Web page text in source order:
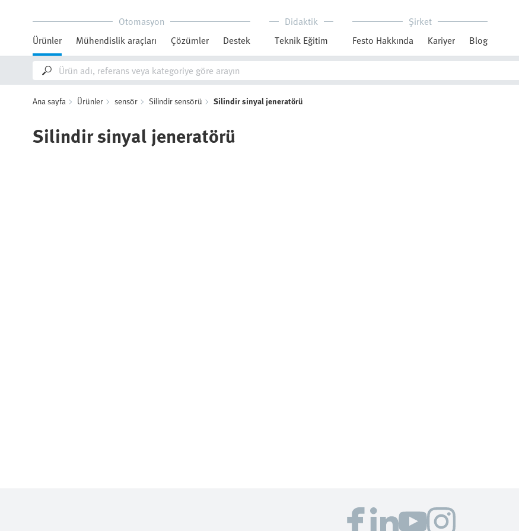
Otomasyon
Ürünler
Mühendislik araçları Çözümler Destek
Didaktik
Teknik Eğitim
Şirket
Festo Hakkında
Kariyer Blog
Ana sayfa Ürünler sensör Silindir sensörü Silindir sinyal jeneratörü
Silindir sinyal jeneratörü